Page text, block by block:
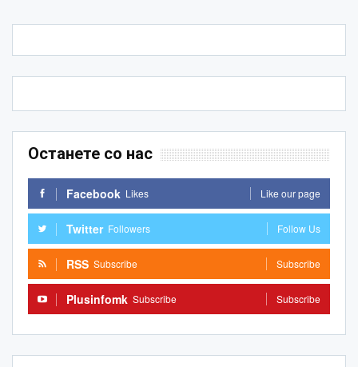
Останете со нас
Facebook Likes Like our page
Twitter Followers Follow Us
RSS Subscribe Subscribe
Plusinfomk Subscribe Subscribe